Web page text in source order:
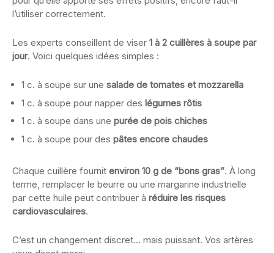
l’utiliser correctement.
Les experts conseillent de viser 1 à 2 cuillères à soupe par
jour. Voici quelques idées simples :
1 c. à soupe sur une salade de tomates et mozzarella
1 c. à soupe pour napper des légumes rôtis
1 c. à soupe dans une purée de pois chiches
1 c. à soupe pour des pâtes encore chaudes
Chaque cuillère fournit environ 10 g de “bons gras”. À long
terme, remplacer le beurre ou une margarine industrielle
par cette huile peut contribuer à réduire les risques
cardiovasculaires.
C’est un changement discret… mais puissant. Vos artères